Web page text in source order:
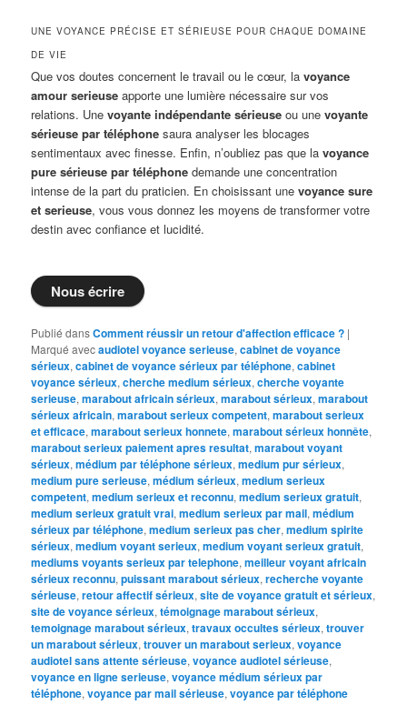
UNE VOYANCE PRÉCISE ET SÉRIEUSE POUR CHAQUE DOMAINE
DE VIE
Que vos doutes concernent le travail ou le cœur, lavoyance
amour serieuse apporte une lumière nécessaire sur vos
relations. Unevoyante indépendante sérieuse ou unevoyante
sérieuse par téléphone saura analyser les blocages
sentimentaux avec finesse. Enfin, n’oubliez pas que lavoyance
pure sérieuse par téléphone demande une concentration
intense de la part du praticien. En choisissant unevoyance sure
et serieuse, vous vous donnez les moyens de transformer votre
destin avec confiance et lucidité.
Nous écrire
Publié dansComment réussir un retour d'affection efficace ? |
Marqué avecaudiotel voyance serieuse,cabinet de voyance
sérieux,cabinet de voyance sérieux par téléphone,cabinet
voyance sérieux,cherche medium sérieux,cherche voyante
serieuse,marabout africain sérieux,marabout sérieux,marabout
sérieux africain,marabout serieux competent,marabout serieux
et efficace,marabout serieux honnete,marabout sérieux honnête,
marabout serieux paiement apres resultat,marabout voyant
sérieux,médium par téléphone sérieux,medium pur sérieux,
medium pure serieuse,médium sérieux,medium serieux
competent,medium serieux et reconnu,medium serieux gratuit,
medium serieux gratuit vrai,medium serieux par mail,médium
sérieux par téléphone,medium serieux pas cher,medium spirite
sérieux,medium voyant serieux,medium voyant serieux gratuit,
mediums voyants serieux par telephone,meilleur voyant africain
sérieux reconnu,puissant marabout sérieux,recherche voyante
sérieuse,retour affectif sérieux,site de voyance gratuit et sérieux,
site de voyance sérieux,témoignage marabout sérieux,
temoignage marabout sérieux,travaux occultes sérieux,trouver
un marabout sérieux,trouver un marabout serieux,voyance
audiotel sans attente sérieuse,voyance audiotel sérieuse,
voyance en ligne serieuse,voyance médium sérieux par
téléphone,voyance par mail sérieuse,voyance par téléphone